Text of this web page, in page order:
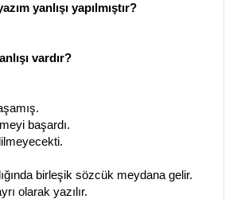
yanlışı yapılmıştır?
vardır?
başardı.
birleşik sözcük meydana gelir.
olarak yazılır.